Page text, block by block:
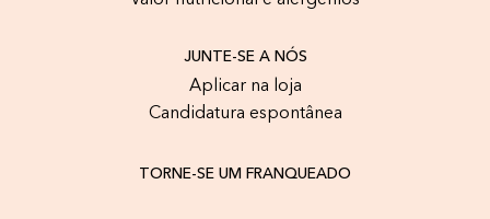
JUNTE-SE A NÓS
Aplicar na loja
Candidatura espontânea
TORNE-SE UM FRANQUEADO